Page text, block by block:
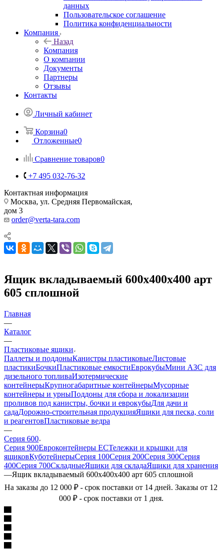
данных
Пользовательское соглашение
Политика конфиденциальности
Компания
Назад
Компания
О компании
Документы
Партнеры
Отзывы
Контакты
Личный кабинет
Корзина0
Отложенные0
Сравнение товаров0
+7 495 032-76-32
Контактная информация
Москва, ул. Средняя Первомайская,
дом 3
order@verta-tara.com
Ящик вкладываемый 600х400х400 арт
605 сплошной
Главная
—
Каталог
—
Пластиковые ящики
Паллеты и поддоныКанистры пластиковыеЛистовые
пластикиБочкиПластиковые емкостиЕврокубыМини АЗС для
дизельного топливаИзотермические
контейнерыКрупногабаритные контейнерыМусорные
контейнеры и урныПоддоны для сбора и локализации
проливов под канистры, бочки и еврокубыДля дачи и
садаДорожно-строительная продукцияЯщики для песка, соли
и реагентовПластиковые ведра
—
Серия 600
Серия 900Евроконтейнеры ЕСТележки и крышки для
ящиковКуботейнерыСерия 100Серия 200Серия 300Серия
400Серия 700СкладныеЯщики для складаЯщики для хранения
—Ящик вкладываемый 600х400х400 арт 605 сплошной
На заказы до 12 000 ₽ - срок поставки от 14 дней. Заказы от 12
000 ₽ - срок поставки от 1 дня.